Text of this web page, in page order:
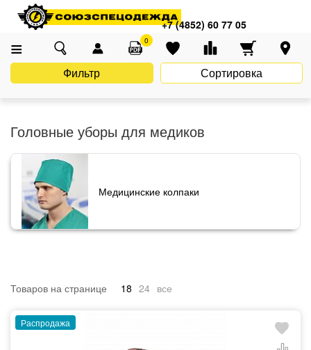
+7 (4852) 60 77 05
0
Главная Каталог Униформа
Медицинские учреждения, аптеки
Головные уборы для медиков
Медицинские колпаки
Фильтр Сортировка
Товаров на странице 18 24 все
Распродажа